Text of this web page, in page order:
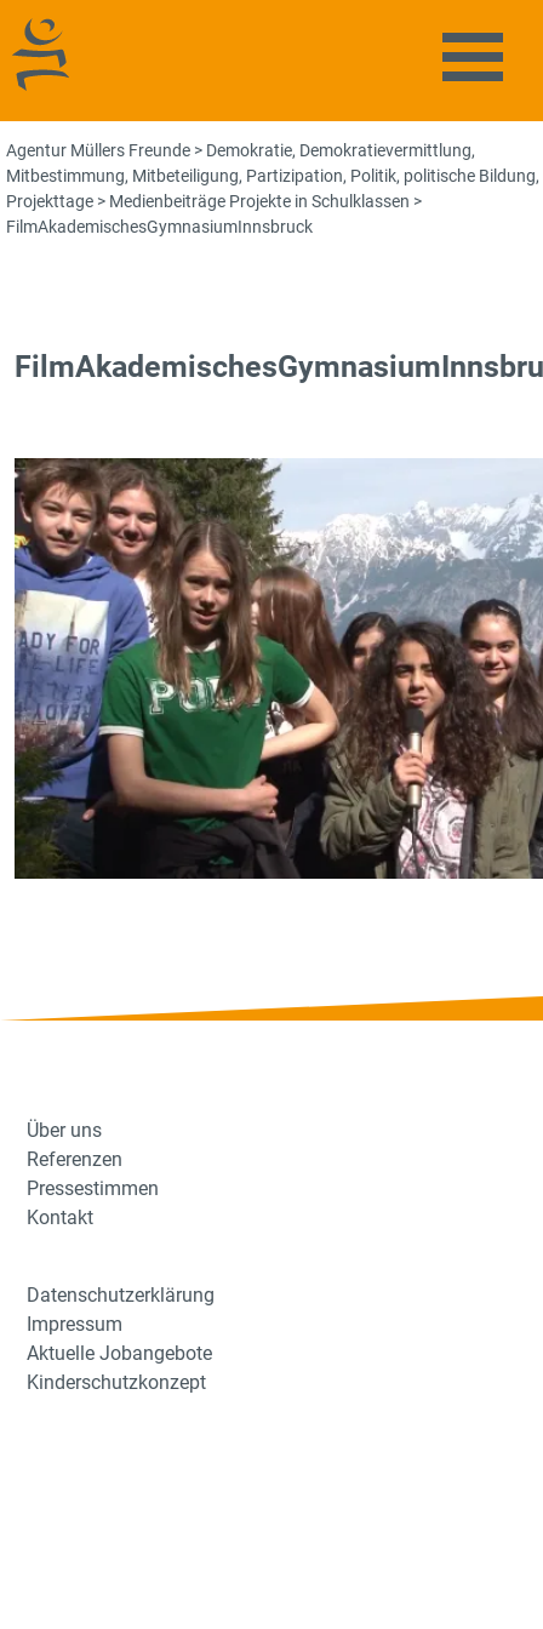
Agentur Müllers Freunde
Agentur Müllers Freunde > Demokratie, Demokratievermittlung,
Mitbestimmung, Mitbeteiligung, Partizipation, Politik, politische Bildung,
Projekttage > Medienbeiträge Projekte in Schulklassen >
FilmAkademischesGymnasiumInnsbruck
Über uns
Referenzen
Pressestimmen
Kontakt
Datenschutzerklärung
Impressum
Aktuelle Jobangebote
Kinderschutzkonzept